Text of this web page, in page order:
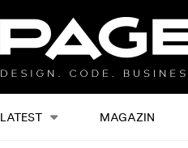
LATEST MAGAZIN